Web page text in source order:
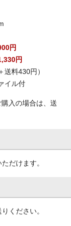
円
円
送料430円）
イル付
入の場合は、送
だけます。
ください。